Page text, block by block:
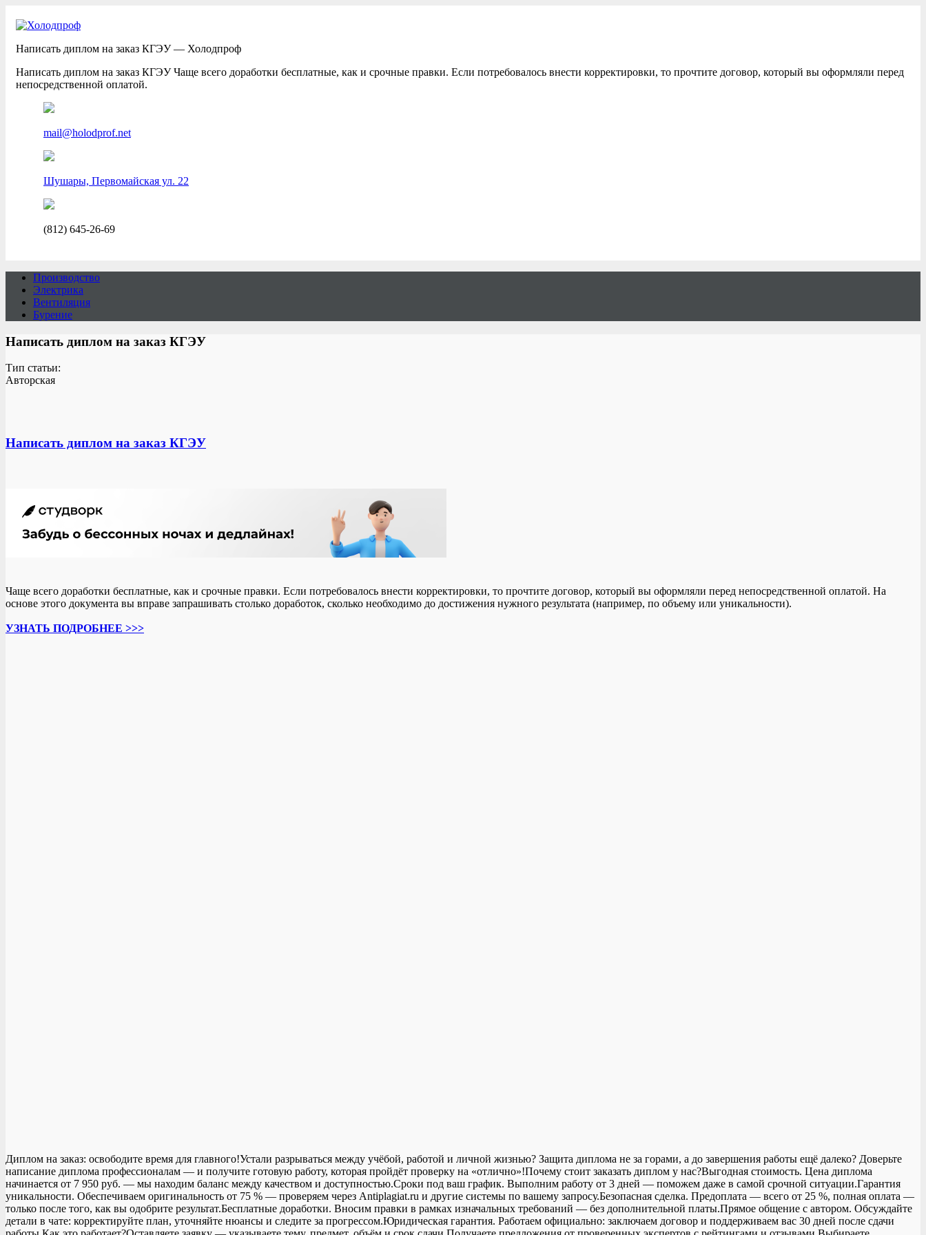
Написать диплом на заказ КГЭУ — Холодпроф
Написать диплом на заказ КГЭУ Чаще всего доработки бесплатные, как и срочные правки. Если потребовалось внести корректировки, то прочтите договор, который вы оформляли перед
непосредственной оплатой.
mail@holodprof.net
Шушары, Первомайская ул. 22
(812) 645-26-69
Производство
Электрика
Вентиляция
Бурение
Написать диплом на заказ КГЭУ
Тип статьи:
Авторская
Написать диплом на заказ КГЭУ
Чаще всего доработки бесплатные, как и срочные правки. Если потребовалось внести корректировки, то прочтите договор, который вы оформляли перед непосредственной оплатой. На
основе этого документа вы вправе запрашивать столько доработок, сколько необходимо до достижения нужного результата (например, по объему или уникальности).
УЗНАТЬ ПОДРОБНЕЕ >>>
Диплом на заказ: освободите время для главного!Устали разрываться между учёбой, работой и личной жизнью? Защита диплома не за горами, а до завершения работы ещё далеко? Доверьте
написание диплома профессионалам — и получите готовую работу, которая пройдёт проверку на «отлично»!Почему стоит заказать диплом у нас?Выгодная стоимость. Цена диплома
начинается от 7 950 руб. — мы находим баланс между качеством и доступностью.Сроки под ваш график. Выполним работу от 3 дней — поможем даже в самой срочной ситуации.Гарантия
уникальности. Обеспечиваем оригинальность от 75 % — проверяем через Antiplagiat.ru и другие системы по вашему запросу.Безопасная сделка. Предоплата — всего от 25 %, полная оплата —
только после того, как вы одобрите результат.Бесплатные доработки. Вносим правки в рамках изначальных требований — без дополнительной платы.Прямое общение с автором. Обсуждайте
детали в чате: корректируйте план, уточняйте нюансы и следите за прогрессом.Юридическая гарантия. Работаем официально: заключаем договор и поддерживаем вас 30 дней после сдачи